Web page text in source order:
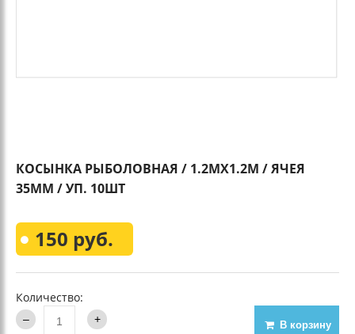
КОСЫНКА РЫБОЛОВНАЯ / 1.2МХ1.2М / ЯЧЕЯ
35ММ / УП. 10ШТ
150 руб.
Количество:
В корзину